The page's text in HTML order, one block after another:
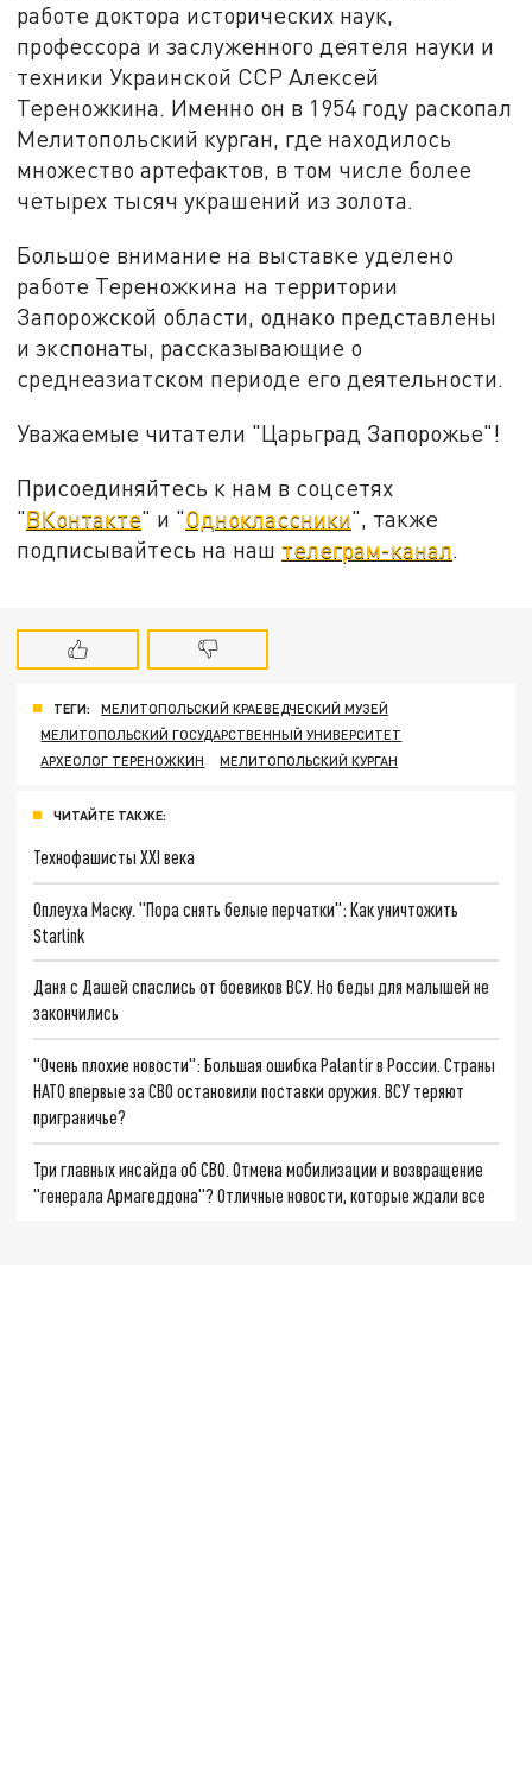
работе доктора исторических наук,
профессора и заслуженного деятеля науки и
техники Украинской ССР Алексей
Тереножкина. Именно он в 1954 году раскопал
Мелитопольский курган, где находилось
множество артефактов, в том числе более
четырех тысяч украшений из золота.
Большое внимание на выставке уделено
работе Тереножкина на территории
Запорожской области, однако представлены
и экспонаты, рассказывающие о
среднеазиатском периоде его деятельности.
Уважаемые читатели "Царьград Запорожье"!
Присоединяйтесь к нам в соцсетях
"ВКонтакте" и "Одноклассники", также
подписывайтесь на наш телеграм-канал
ТЕГИ:
МЕЛИТОПОЛЬСКИЙ КРАЕВЕДЧЕСКИЙ МУЗЕЙ
МЕЛИТОПОЛЬСКИЙ ГОСУДАРСТВЕННЫЙ УНИВЕРСИТЕТ
АРХЕОЛОГ ТЕРЕНОЖКИН
МЕЛИТОПОЛЬСКИЙ КУРГАН
ЧИТАЙТЕ ТАКЖЕ:
Технофашисты XXI века
Оплеуха Маску. "Пора снять белые перчатки": Как уничтожить
Starlink
Даня с Дашей спаслись от боевиков ВСУ. Но беды для малышей не
закончились
"Очень плохие новости": Большая ошибка Palantir в России. Страны
НАТО впервые за СВО остановили поставки оружия. ВСУ теряют
приграничье?
Три главных инсайда об СВО. Отмена мобилизации и возвращение
"генерала Армагеддона"? Отличные новости, которые ждали все